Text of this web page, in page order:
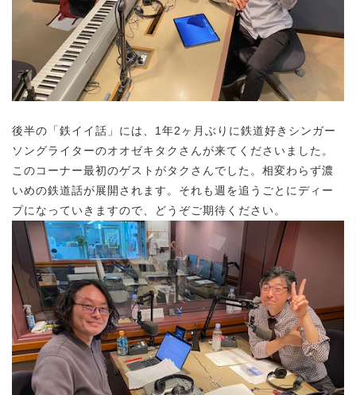
後半の「鉄イイ話」には、1年2ヶ月ぶりに鉄道好きシンガー
ソングライターのオオゼキタクさんが来てくださいました。
このコーナー最初のゲストがタクさんでした。相変わらず濃
いめの鉄道話が展開されます。それも週を追うごとにディー
プになっていきますので、どうぞご期待ください。